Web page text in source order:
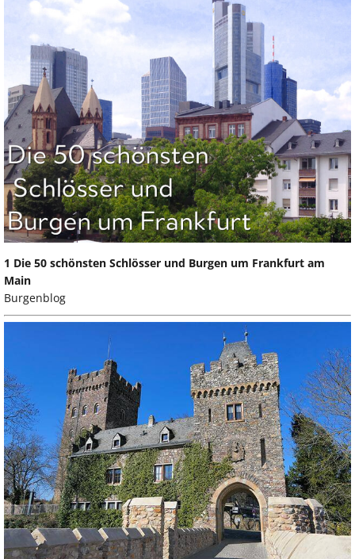
1 Die 50 schönsten Schlösser und Burgen um Frankfurt am
Main
Burgenblog